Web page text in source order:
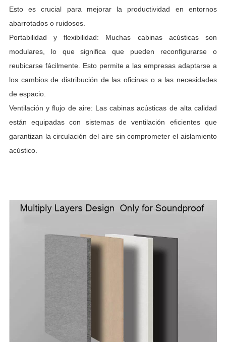
Esto es crucial para mejorar la productividad en entornos
abarrotados o ruidosos.
Portabilidad y flexibilidad: Muchas cabinas acústicas son
modulares, lo que significa que pueden reconfigurarse o
reubicarse fácilmente. Esto permite a las empresas adaptarse a
los cambios de distribución de las oficinas o a las necesidades
de espacio.
Ventilación y flujo de aire: Las cabinas acústicas de alta calidad
están equipadas con sistemas de ventilación eficientes que
garantizan la circulación del aire sin comprometer el aislamiento
acústico.